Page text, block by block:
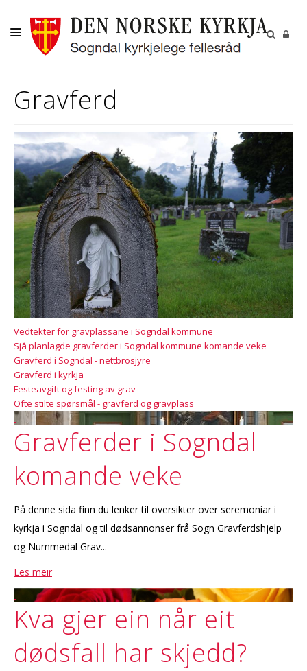
KYRKJELEGE HANDLINGAR
VAKSNE, DIAKONI OG FRIVILLIGE
KULTUR
GRAVPLASS
Gravferd
Vedtekter for gravplassane i Sogndal kommune
Sjå planlagde gravferder i Sogndal kommune komande veke
Gravferd i Sogndal - nettbrosjyre
Gravferd i kyrkja
Festeavgift og festing av grav
Ofte stilte spørsmål - gravferd og gravplass
Gravferder i Sogndal
komande veke
På denne sida finn du lenker til oversikter over seremoniar i
kyrkja i Sogndal og til dødsannonser frå Sogn Gravferdshjelp
og Nummedal Grav...
Les meir
Kva gjer ein når eit
dødsfall har skjedd?